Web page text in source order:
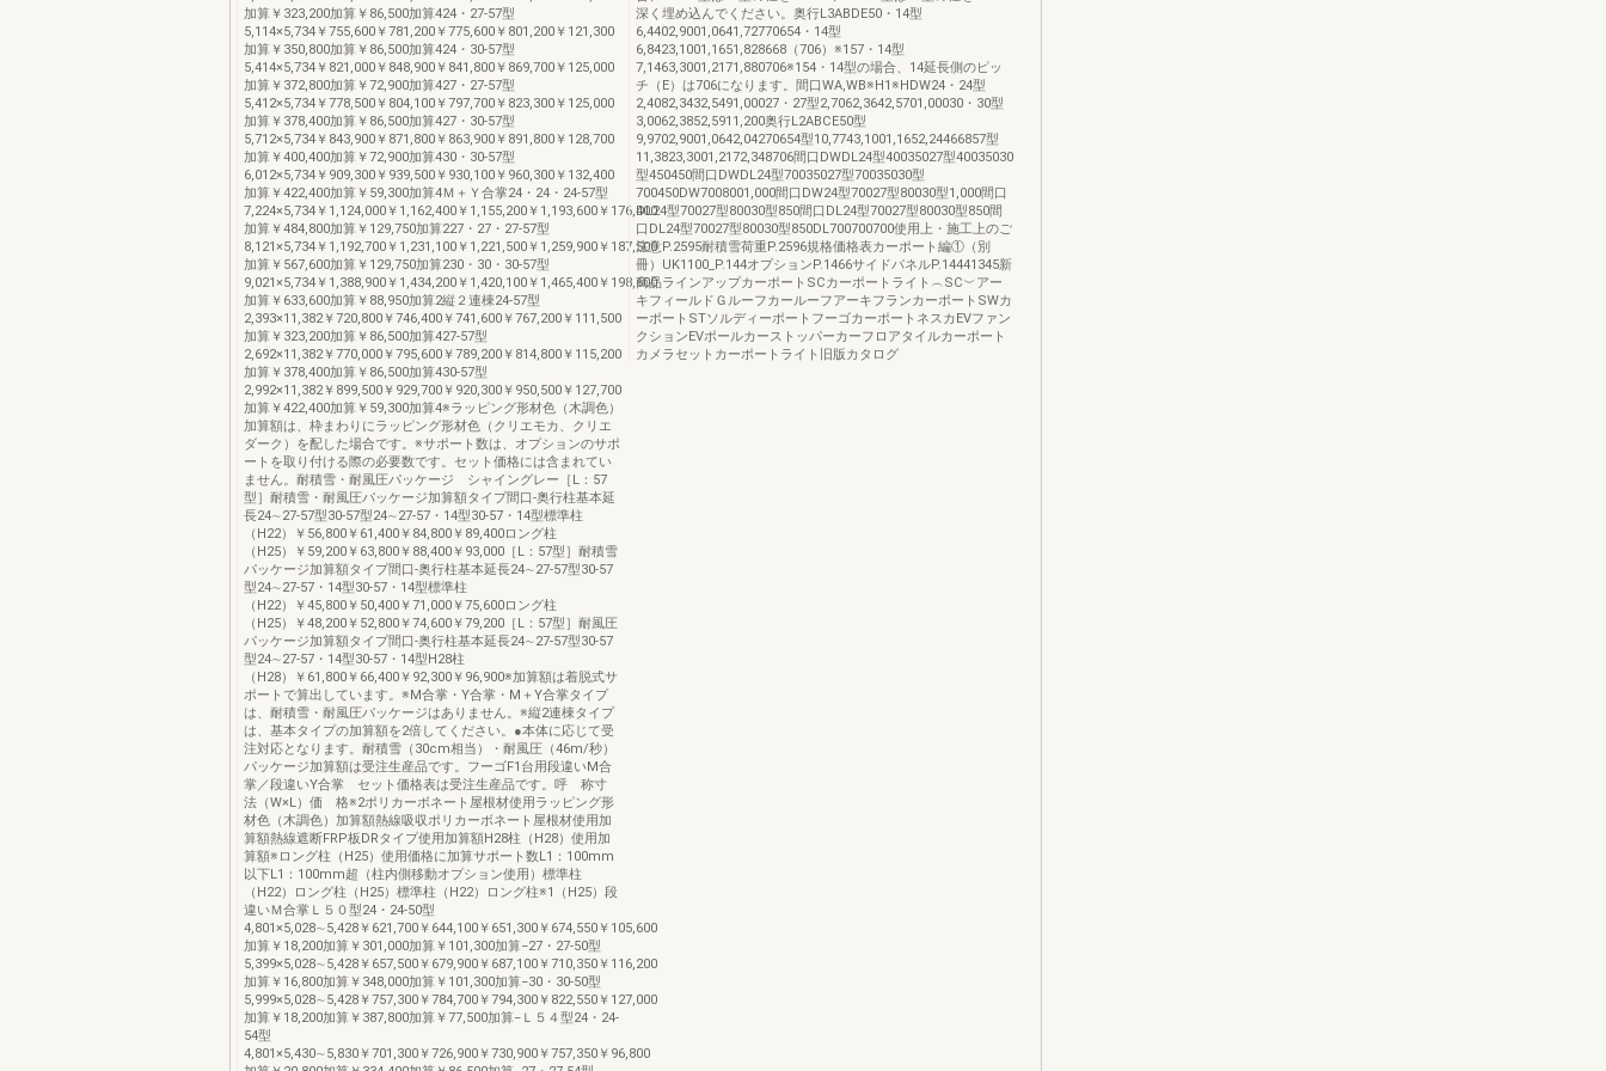
加算￥323,200加算￥86,500加算424・27-57型
5,114×5,734￥755,600￥781,200￥775,600￥801,200￥121,300
加算￥350,800加算￥86,500加算424・30-57型
5,414×5,734￥821,000￥848,900￥841,800￥869,700￥125,000
加算￥372,800加算￥72,900加算427・27-57型
5,412×5,734￥778,500￥804,100￥797,700￥823,300￥125,000
加算￥378,400加算￥86,500加算427・30-57型
5,712×5,734￥843,900￥871,800￥863,900￥891,800￥128,700
加算￥400,400加算￥72,900加算430・30-57型
6,012×5,734￥909,300￥939,500￥930,100￥960,300￥132,400
加算￥422,400加算￥59,300加算4Ｍ＋Ｙ合掌24・24・24-57型
7,224×5,734￥1,124,000￥1,162,400￥1,155,200￥1,193,600￥176,400
加算￥484,800加算￥129,750加算227・27・27-57型
8,121×5,734￥1,192,700￥1,231,100￥1,221,500￥1,259,900￥187,500
加算￥567,600加算￥129,750加算230・30・30-57型
9,021×5,734￥1,388,900￥1,434,200￥1,420,100￥1,465,400￥198,600
加算￥633,600加算￥88,950加算2縦２連棟24-57型
2,393×11,382￥720,800￥746,400￥741,600￥767,200￥111,500
加算￥323,200加算￥86,500加算427-57型
2,692×11,382￥770,000￥795,600￥789,200￥814,800￥115,200
加算￥378,400加算￥86,500加算430-57型
2,992×11,382￥899,500￥929,700￥920,300￥950,500￥127,700
加算￥422,400加算￥59,300加算4※ラッピング形材色（木調色）
加算額は、枠まわりにラッピング形材色（クリエモカ、クリエ
ダーク）を配した場合です。※サポート数は、オプションのサポ
ートを取り付ける際の必要数です。セット価格には含まれてい
ません。耐積雪・耐風圧パッケージ シャイングレー［L：57
型］耐積雪・耐風圧パッケージ加算額タイプ間口-奥行柱基本延
長24∼27-57型30-57型24∼27-57・14型30-57・14型標準柱
（H22）￥56,800￥61,400￥84,800￥89,400ロング柱
（H25）￥59,200￥63,800￥88,400￥93,000［L：57型］耐積雪
パッケージ加算額タイプ間口-奥行柱基本延長24∼27-57型30-57
型24∼27-57・14型30-57・14型標準柱
（H22）￥45,800￥50,400￥71,000￥75,600ロング柱
（H25）￥48,200￥52,800￥74,600￥79,200［L：57型］耐風圧
パッケージ加算額タイプ間口-奥行柱基本延長24∼27-57型30-57
型24∼27-57・14型30-57・14型H28柱
（H28）￥61,800￥66,400￥92,300￥96,900※加算額は着脱式サ
ポートで算出しています。※M合掌・Y合掌・M＋Y合掌タイプ
は、耐積雪・耐風圧パッケージはありません。※縦2連棟タイプ
は、基本タイプの加算額を2倍してください。●本体に応じて受
注対応となります。耐積雪（30cm相当）・耐風圧（46m/秒）
パッケージ加算額は受注生産品です。フーゴF1台用段違いM合
掌／段違いY合掌 セット価格表は受注生産品です。呼 称寸
法（W×L）価 格※2ポリカーボネート屋根材使用ラッピング形
材色（木調色）加算額熱線吸収ポリカーボネート屋根材使用加
算額熱線遮断FRP板DRタイプ使用加算額H28柱（H28）使用加
算額※ロング柱（H25）使用価格に加算サポート数L1：100mm
以下L1：100mm超（柱内側移動オプション使用）標準柱
（H22）ロング柱（H25）標準柱（H22）ロング柱※1（H25）段
違いＭ合掌Ｌ５０型24・24-50型
4,801×5,028∼5,428￥621,700￥644,100￥651,300￥674,550￥105,600
加算￥18,200加算￥301,000加算￥101,300加算−27・27-50型
5,399×5,028∼5,428￥657,500￥679,900￥687,100￥710,350￥116,200
加算￥16,800加算￥348,000加算￥101,300加算−30・30-50型
5,999×5,028∼5,428￥757,300￥784,700￥794,300￥822,550￥127,000
加算￥18,200加算￥387,800加算￥77,500加算−Ｌ５４型24・24-
54型
4,801×5,430∼5,830￥701,300￥726,900￥730,900￥757,350￥96,800
深く埋め込んでください。奥行L3ABDE50・14型
6,4402,9001,0641,72770654・14型
6,8423,1001,1651,828668（706）※157・14型
7,1463,3001,2171,880706※154・14型の場合、14延長側のピッ
チ（E）は706になります。間口WA,WB※H1※HDW24・24型
2,4082,3432,5491,00027・27型2,7062,3642,5701,00030・30型
3,0062,3852,5911,200奥行L2ABCE50型
9,9702,9001,0642,04270654型10,7743,1001,1652,24466857型
11,3823,3001,2172,348706間口DWDL24型40035027型40035030
型450450間口DWDL24型70035027型70035030型
700450DW7008001,000間口DW24型70027型80030型1,000間口
DL24型70027型80030型850間口DL24型70027型80030型850間
口DL24型70027型80030型850DL700700700使用上・施工上のご
注意P.2595耐積雪荷重P.2596規格価格表カーポート編①（別
冊）UK1100_P.144オプションP.1466サイドパネルP.14441345新
商品ラインアップカーポートSCカーポートライト︵SC︶アー
キフィールドＧルーフカールーフアーキフランカーポートSWカ
ーポートSTソルディーポートフーゴカーポートネスカEVファン
クションEVポールカーストッパーカーフロアタイルカーポート
カメラセットカーポートライト旧版カタログ